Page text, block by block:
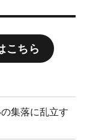
こちら
集落に乱立す